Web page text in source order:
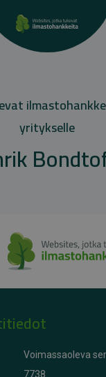
yritykselle
Voimassaoleva
7738